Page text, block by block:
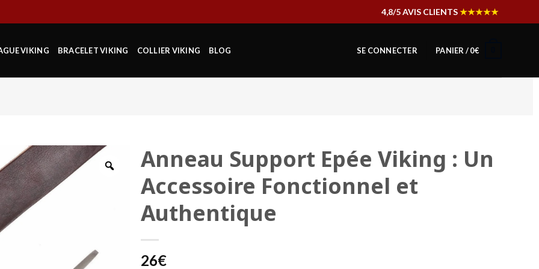
4,8/5 AVIS CLIENTS★★★★★
VIKING BRACELET VIKING COLLIER VIKING BLOG SE CONNECTER PANIER /0€
Anneau Support Epée Viking : Un
Accessoire Fonctionnel et
Authentique
26€